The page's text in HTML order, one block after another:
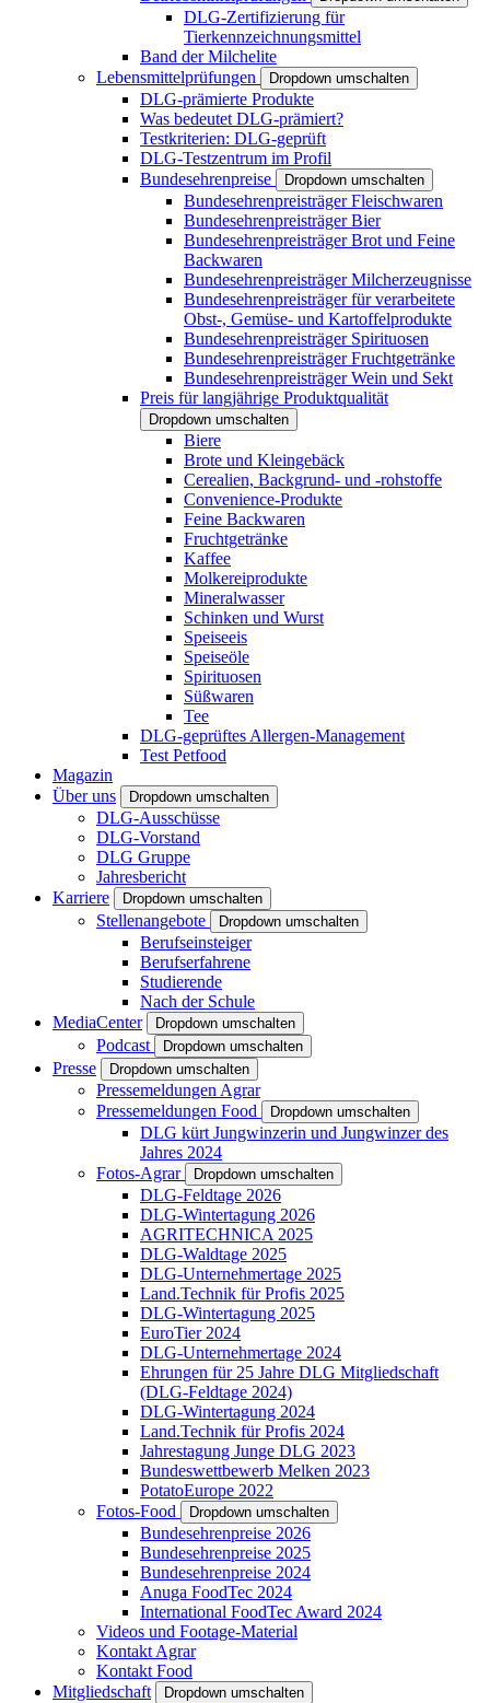
DLG-Zertifizierung für
Tierkennzeichnungsmittel
Band der Milchelite
Lebensmittelprüfungen
Dropdown umschalten
DLG-prämierte Produkte
Was bedeutet DLG-prämiert?
Testkriterien: DLG-geprüft
DLG-Testzentrum im Profil
Bundesehrenpreise
Dropdown umschalten
Bundesehrenpreisträger Fleischwaren
Bundesehrenpreisträger Bier
Bundesehrenpreisträger Brot und Feine
Backwaren
Bundesehrenpreisträger Milcherzeugnisse
Bundesehrenpreisträger für verarbeitete
Obst-, Gemüse- und Kartoffelprodukte
Bundesehrenpreisträger Spirituosen
Bundesehrenpreisträger Fruchtgetränke
Bundesehrenpreisträger Wein und Sekt
Preis für langjährige Produktqualität
Dropdown umschalten
Biere
Brote und Kleingebäck
Cerealien, Backgrund- und -rohstoffe
Convenience-Produkte
Feine Backwaren
Fruchtgetränke
Kaffee
Molkereiprodukte
Mineralwasser
Schinken und Wurst
Speiseeis
Speiseöle
Spirituosen
Süßwaren
Tee
DLG-geprüftes Allergen-Management
Test Petfood
Magazin
Über uns
Dropdown umschalten
DLG-Ausschüsse
DLG-Vorstand
DLG Gruppe
Jahresbericht
Karriere
Dropdown umschalten
Stellenangebote Dropdown umschalten
Berufseinsteiger
Berufserfahrene
Studierende
Nach der Schule
MediaCenter
Dropdown umschalten
Podcast Dropdown umschalten
Presse Dropdown umschalten
Pressemeldungen Agrar
Pressemeldungen Food
Dropdown umschalten
DLG kürt Jungwinzerin und Jungwinzer des
Jahres 2024
Fotos-Agrar
Dropdown umschalten
DLG-Feldtage 2026
DLG-Wintertagung 2026
AGRITECHNICA 2025
DLG-Waldtage 2025
DLG-Unternehmertage 2025
Land.Technik für Profis 2025
DLG-Wintertagung 2025
EuroTier 2024
DLG-Unternehmertage 2024
Ehrungen für 25 Jahre DLG Mitgliedschaft
(DLG-Feldtage 2024)
DLG-Wintertagung 2024
Land.Technik für Profis 2024
Jahrestagung Junge DLG 2023
Bundeswettbewerb Melken 2023
PotatoEurope 2022
Fotos-Food
Dropdown umschalten
Bundesehrenpreise 2026
Bundesehrenpreise 2025
Bundesehrenpreise 2024
Anuga FoodTec 2024
International FoodTec Award 2024
Videos und Footage-Material
Kontakt Agrar
Kontakt Food
Mitgliedschaft
Dropdown umschalten